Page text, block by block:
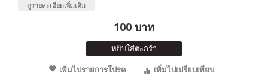
ดูรายละเอียดเพิ่มเติม
100 บาท
หยิบใส่ตะกร้า
เพิ่มไปรายการโปรด
เพิ่มไปเปรียบเทียบ